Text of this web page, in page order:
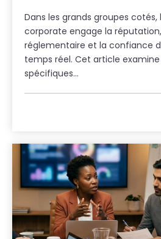
Dans les grands groupes
corporate engage la
réglementaire et la confiance
temps réel. Cet article examine
spécifiques...